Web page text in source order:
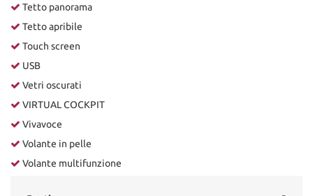
Tetto panorama
Tetto apribile
Touch screen
USB
Vetri oscurati
VIRTUAL COCKPIT
Vivavoce
Volante in pelle
Volante multifunzione